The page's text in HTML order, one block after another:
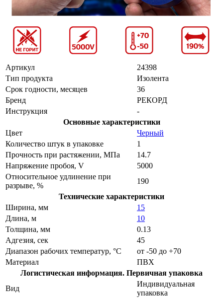
Артикул
24398
Тип продукта
Изолента
Срок годности, месяцев
36
Бренд
РЕКОРД
Инструкция
-
Основные характеристики
Цвет
Черный
Количество штук в упаковке
1
Прочность при растяжении, МПа
14.7
Напряжение пробоя, V
5000
Относительное удлинение при
разрыве, %
190
Технические характеристики
Ширина, мм
15
Длина, м
10
Толщина, мм
0.13
Адгезия, сек
45
Диапазон рабочих температур, °С
от -50 до +70
Материал
ПВХ
Логистическая информация. Первичная упаковка
Вид
Индивидуальная
упаковка